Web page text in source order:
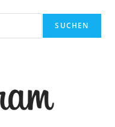
SUCHEN